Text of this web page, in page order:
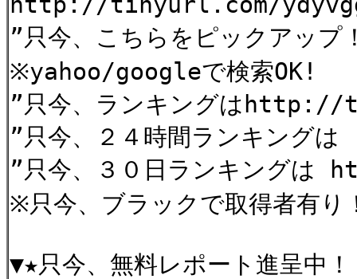
”只今、こちらをピックアップ
※yahoo/googleで検索OK!
”只今、ランキングは
”只今、２４時間ランキ
”只今、３０日ランキン
※只今、ブラックで取得者有り
▼★只今、無料レポート進呈中！